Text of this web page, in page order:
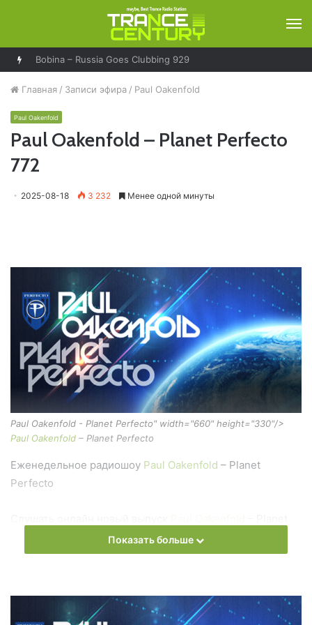
Bobina – Russia Goes Clubbing 929
Главная / Записи эфира / Paul Oakenfold
Paul Oakenfold
Paul Oakenfold – Planet Perfecto
772
2025-08-18 3 232 Менее одной минуты
Paul Oakenfold - Planet Perfecto" width="660" height="330"/>
Paul Oakenfold – Planet Perfecto
Еженедельное радиошоу Paul Oakenfold – Planet
Perfecto
Perfecto онлайн бесплатно
Planet Perfecto в формате mp3. Лучшая музыкальная
Показать больше